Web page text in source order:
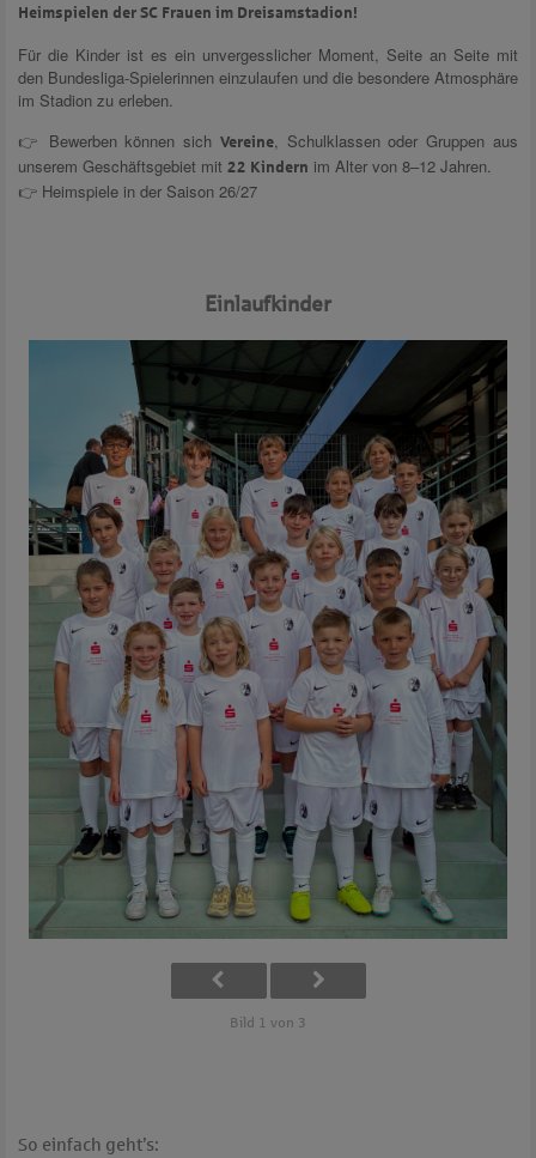
Heimspielen der SC Frauen im Dreisamstadion!
Für die Kinder ist es ein unvergesslicher Moment, Seite an Seite mit
den Bundesliga-Spielerinnen einzulaufen und die besondere Atmosphäre
im Stadion zu erleben.
👉 Bewerben können sich Vereine, Schulklassen oder Gruppen aus
unserem Geschäftsgebiet mit 22 Kindern im Alter von 8–12 Jahren.
👉 Heimspiele in der Saison 26/27
Einlaufkinder
Bild 1 von 3
So einfach geht’s: